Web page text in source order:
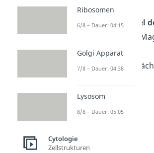
beispielsweise der
Säureschutzmantel
im
Sekrete, die auf
Ribosomen
6/8 – Dauer: 04:15
Golgi Apparat
7/8 – Dauer: 04:38
Lysosom
8/8 – Dauer: 05:05
Cytologie
Zellstrukturen